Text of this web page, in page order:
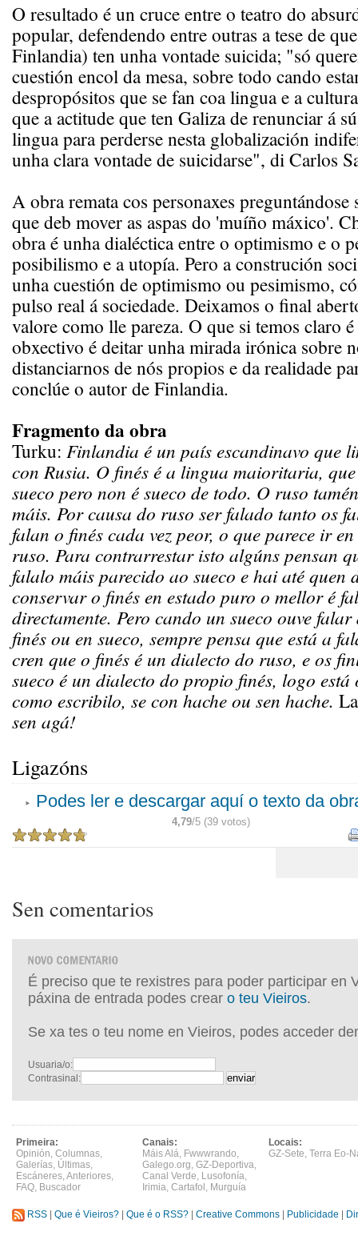
O resultado é un cruce entre o teatro do
popular, defendendo entre outras a tese de
Finlandia) ten unha vontade suicida; "só
cuestión encol da mesa, sobre todo cando
despropósitos que se fan coa lingua e a
que a actitude que ten Galiza de renunciar á
lingua para perderse nesta globalización
unha clara vontade de suicidarse", di Carlos
A obra remata cos personaxes preguntándose
que deb mover as aspas do 'muíño máxico'.
obra é unha dialéctica entre o optimismo e o
posibilismo e a utopía. Pero a construción
unha cuestión de optimismo ou pesimismo,
pulso real á sociedade. Deixamos o final
valore como lle pareza. O que si temos claro
obxectivo é deitar unha mirada irónica sobre
distanciarnos de nós propios e da realidade
conclúe o autor de Finlandia.
Fragmento da obra
Turku: Finlandia é un país escandinavo que
con Rusia. O finés é a lingua maioritaria, que
sueco pero non é sueco de todo. O ruso
máis. Por causa do ruso ser falado tanto os
falan o finés cada vez peor, o que parece ir
ruso. Para contrarrestar isto algúns pensan
falalo máis parecido ao sueco e hai até quen
conservar o finés en estado puro o mellor é
directamente. Pero cando un sueco ouve
finés ou en sueco, sempre pensa que está a
cren que o finés é un dialecto do ruso, e os
sueco é un dialecto do propio finés, logo está
como escribilo, se con hache ou sen hache.
sen agá!
Ligazóns
Podes ler e descargar aquí o texto da
4,79/5 (39 votos)
Sen comentarios
É preciso que te rexistres para poder participar en
páxina de entrada podes crear o teu Vieiros.
Se xa tes o teu nome en Vieiros, podes acceder
Usuaria/o:
Contrasinal:
Primeira:
Opinión, Columnas,
Galerías, Últimas,
Escáneres,Anteriores,
FAQ, Buscador
Canais:
Máis Alá, Fwwwrando,
Galego.org, GZ-Deportiva,
Canal Verde, Lusofonía,
Irimia, Cartafol , Murguía
Locais:
GZ-Sete, Terra Eo-
RSS Que é Vieiros? Que é o RSS? Creative Commons Publicidade